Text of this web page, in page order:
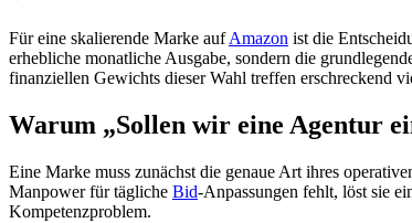
Für eine skalierende Marke aufAmazon ist die
erhebliche monatliche Ausgabe, sondern die
finanziellen Gewichts dieser Wahl treffen erschreckend
Warum „Sollen wir eine Agentur
Eine Marke muss zunächst die genaue Art ihres
Manpower für tägliche Bid-Anpassungen fehlt, löst sie
Kompetenzproblem.